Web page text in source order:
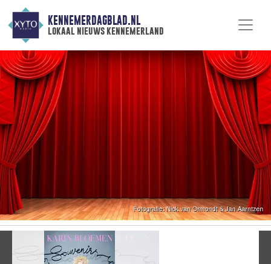
KENNEMERDAGBLAD.NL
lokaal nieuws kennemerland